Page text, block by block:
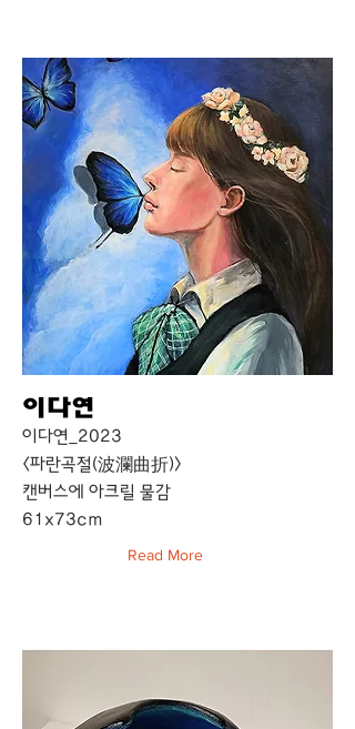
이다연
이다연_2023
<파란곡절(波瀾曲折)>
캔버스에 아크릴 물감
61x73cm
Read More